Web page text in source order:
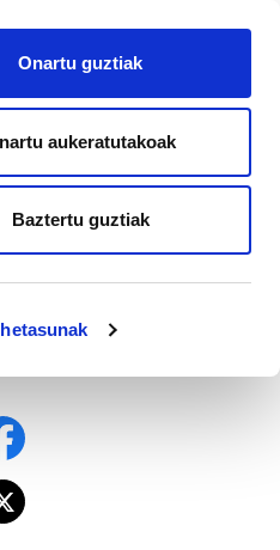
Onartu guztiak
aukeratutakoak
Baztertu guztiak
AFILIATU